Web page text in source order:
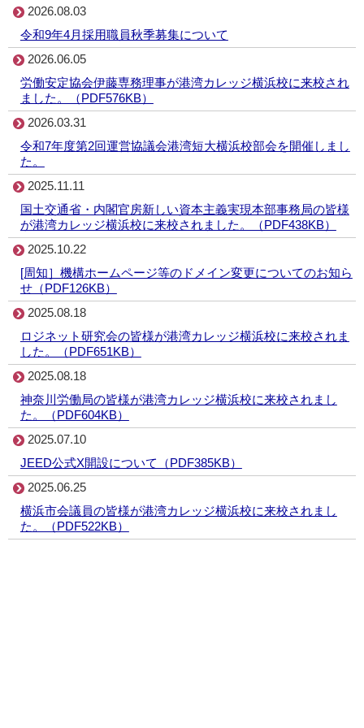
2026.08.03
令和9年4月採用職員秋季募集について
2026.06.05
労働安定協会伊藤専務理事が港湾カレッジ横浜校に来校され
ました。（PDF576KB）
2026.03.31
令和7年度第2回運営協議会港湾短大横浜校部会を開催しまし
た。
2025.11.11
国土交通省・内閣官房新しい資本主義実現本部事務局の皆様
が港湾カレッジ横浜校に来校されました。（PDF438KB）
2025.10.22
[周知］機構ホームページ等のドメイン変更についてのお知ら
せ（PDF126KB）
2025.08.18
ロジネット研究会の皆様が港湾カレッジ横浜校に来校されま
した。（PDF651KB）
2025.08.18
神奈川労働局の皆様が港湾カレッジ横浜校に来校されまし
た。（PDF604KB）
2025.07.10
JEED公式X開設について（PDF385KB）
2025.06.25
横浜市会議員の皆様が港湾カレッジ横浜校に来校されまし
た。（PDF522KB）